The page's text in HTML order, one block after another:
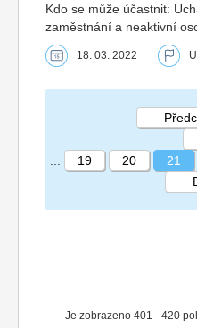
Kdo se může účastnit:
zaměstnání a neaktivní
18. 03. 2022
Je zobrazeno 401 - 420
19 20 21